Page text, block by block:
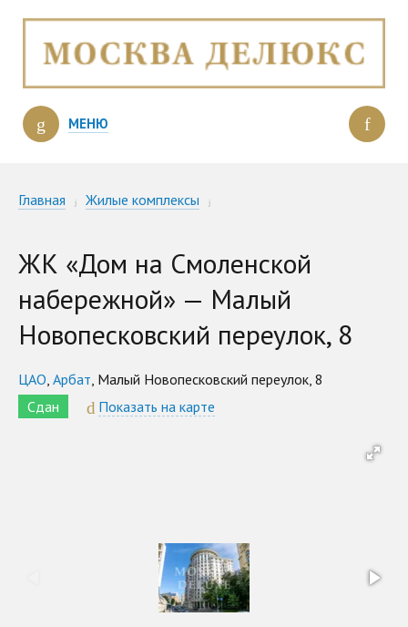
МЕНЮ
Главная Жилые комплексы
ЖК «Дом на Смоленской
набережной» — Малый
Новопесковский переулок, 8
ЦАО Арбат , Малый Новопесковский переулок, 8
Сдан
Показать на карте